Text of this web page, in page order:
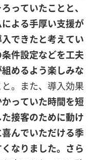
っていたことと、
よる手厚い支援が
できたと考えてい
件設定などを工夫
めるよう楽しみな
。また、導入効果
っていた時間を短
接客のために動け
んでいただける季
なりました。さら